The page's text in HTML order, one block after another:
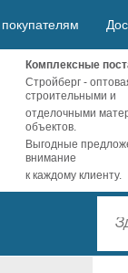
Комплексные
Стройберг -
строительными и
отделочными
объектов.
Выгодные
внимание
к каждому клиенту.